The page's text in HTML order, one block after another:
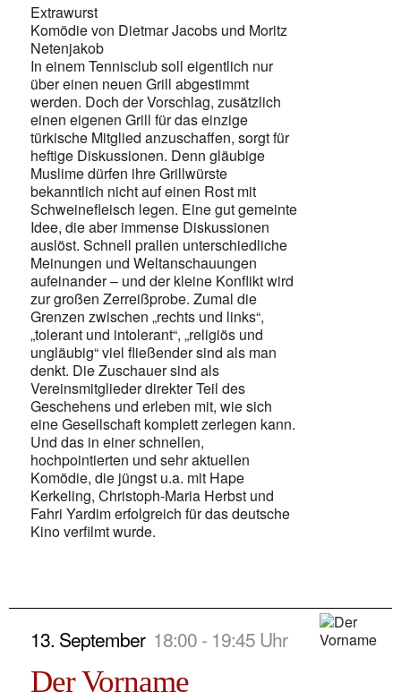
Extrawurst
Komödie von Dietmar Jacobs und Moritz
Netenjakob
In einem Tennisclub soll eigentlich nur
über einen neuen Grill abgestimmt
werden. Doch der Vorschlag, zusätzlich
einen eigenen Grill für das einzige
türkische Mitglied anzuschaffen, sorgt für
heftige Diskussionen. Denn gläubige
Muslime dürfen ihre Grillwürste
bekanntlich nicht auf einen Rost mit
Schweinefleisch legen. Eine gut gemeinte
Idee, die aber immense Diskussionen
auslöst. Schnell prallen unterschiedliche
Meinungen und Weltanschauungen
aufeinander – und der kleine Konflikt wird
zur großen Zerreißprobe. Zumal die
Grenzen zwischen „rechts und links“,
„tolerant und intolerant“, „religiös und
ungläubig“ viel fließender sind als man
denkt. Die Zuschauer sind als
Vereinsmitglieder direkter Teil des
Geschehens und erleben mit, wie sich
eine Gesellschaft komplett zerlegen kann.
Und das in einer schnellen,
hochpointierten und sehr aktuellen
Komödie, die jüngst u.a. mit Hape
Kerkeling, Christoph-Maria Herbst und
Fahri Yardim erfolgreich für das deutsche
Kino verfilmt wurde.
13. September 18:00 - 19:45 Uhr
Der Vorname